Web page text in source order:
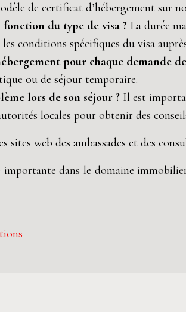
de certificat d’hébergement sur
du type de visa ? La durée
conditions spécifiques du visa
pour chaque demande de
ou de séjour temporaire.
lors de son séjour ? Il est
locales pour obtenir des
web des ambassades et des
dans le domaine